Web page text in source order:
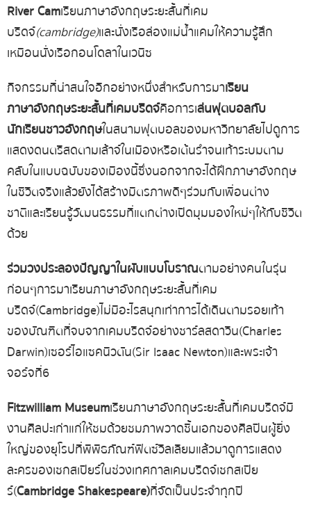
River Camเรียนภาษาอังกฤษระยะสั้นที่เคม
บริดจ์(cambridge)และนั่งเรือล่องแม่น้ำแคมให้ความรู้สึก
เหมือนนั่งเรือกอนโดลาในเวนิซ
กิจกรรมที่น่าสนใจอีกอย่างหนึ่งสำหรับการมาเรียน
ภาษาอังกฤษระยะสั้นที่เคมบริดจ์คือการเล่นฟุตบอลกับ
นักเรียนชาวอังกฤษในสนามฟุตบอลของมหาวิทยาลัยไปดูการ
แสดงดนตรีสดตามเล้าจ์ในเมืองหรือเต้นรำจนเท้าระบมตาม
คลับในแบบฉบับของเมืองนี้ซึ่งนอกจากจะได้ฝึกภาษาอังกฤษ
ในชีวิตจริงแล้วยังได้สร้างมิตรภาพดีๆร่วมกับเพื่อนต่าง
ชาติและเรียนรู้วัฒนธรรมที่แตกต่างเปิดมุมมองใหม่ๆให้กับชีวิต
ด้วย
ร่วมวงประลองปัญญาในผับแบบโบราณตามอย่างคนในรุ่น
ก่อนๆการมาเรียนภาษาอังกฤษระยะสั้นที่เคม
บริดจ์(Cambridge)ไม่มีอะไรสนุกเท่าการได้เดินตามรอยเท้า
ของบัณฑิตที่จบจากเคมบริดจ์อย่างชาร์ลสดาวิน(Charles
Darwin)เซอร์ไอแซคนิวตัน(Sir Isaac Newton)และพระเจ้า
จอร์จที่6
Fitzwilliam Museumเรียนภาษาอังกฤษระยะสั้นที่เคมบริดจ์มี
งานศิลปะเก่าแก่ให้ชมด้วยชมภาพวาดชิ้นเอกของศิลปินผู้ยิ่ง
ใหญ่ของยุโรปที่พิพิธภัณฑ์ฟิตซ์วิลเลียมแล้วมาดูการแสดง
ละครของเชกสเปียร์ในช่วงเทศกาลเคมบริดจ์เชกสเปีย
ร์(Cambridge Shakespeare)ที่จัดเป็นประจำทุกปี